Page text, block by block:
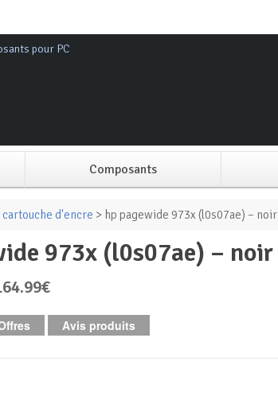
pour PC
Composants
Alimentation PC
Boitier PC
Carte graphique
Carte mère
cartouche d'encre > hp pagewide 973x (l0s07ae) – noir
973x (l0s07ae) – noir
Avis produits